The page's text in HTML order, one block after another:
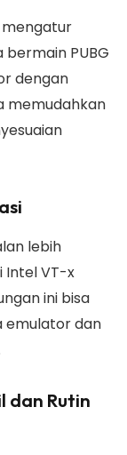
PUBG
dengan
memudahkan
lebih
Intel VT-x
ini bisa
emulator dan
dan Rutin